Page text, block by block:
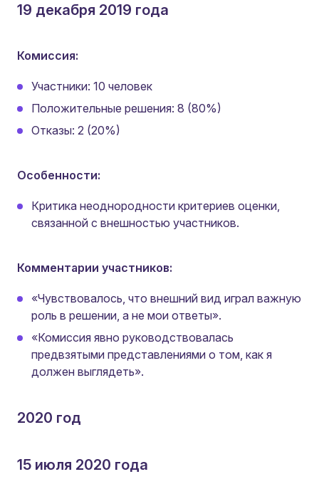
19 декабря 2019 года
Комиссия:
Участники: 10 человек
Положительные решения: 8 (80%)
Отказы: 2 (20%)
Особенности:
Критика неоднородности критериев оценки,
связанной с внешностью участников.
Комментарии участников:
«Чувствовалось, что внешний вид играл важную
роль в решении, а не мои ответы».
«Комиссия явно руководствовалась
предвзятыми представлениями о том, как я
должен выглядеть».
2020 год
15 июля 2020 года